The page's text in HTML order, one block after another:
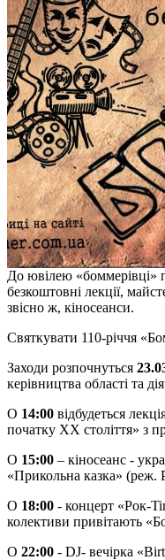
До ювілею «боммерівці»
безкоштовні лекції,
звісно ж, кіносеанси.
Святкувати 110-річчя
Заходи розпочнуться
керівництва області та
О 14:00 відбудеться
початку ХХ століття» з
О 15:00 – кіносеанс -
«Прикольна казка»
О 18:00 - концерт «Рок-
колективи привітають
О 22:00 - DJ- вечірка